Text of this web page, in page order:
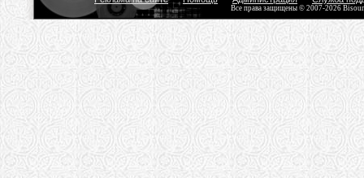
Все права защищены © 2007-2026